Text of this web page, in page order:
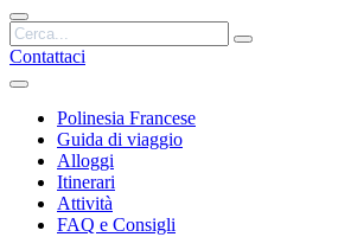
Contattaci
Polinesia Francese
Guida di viaggio
Alloggi
Itinerari
Attività
FAQ e Consigli